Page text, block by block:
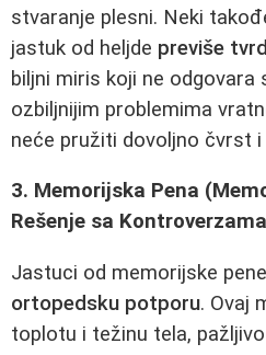
stvaranje plesni. Neki
jastuk od heljde previše tvrd
biljni miris koji ne odgovara
ozbiljnijim problemima
neće pružiti dovoljno čvrst
3. Memorijska Pena
Rešenje sa Kontroverzama
Jastuci od memorijske
ortopedsku potporu. Ovaj
toplotu i težinu tela,